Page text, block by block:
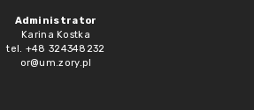
Administrator
Karina Kostka
tel. +48 324348232
or@um.zory.pl